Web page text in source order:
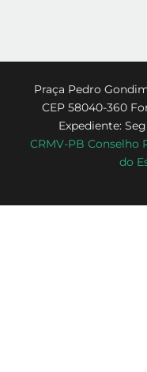
Praça Pedro
CEP 58040-360
Expediente:
CRMV-PB Conselho
do